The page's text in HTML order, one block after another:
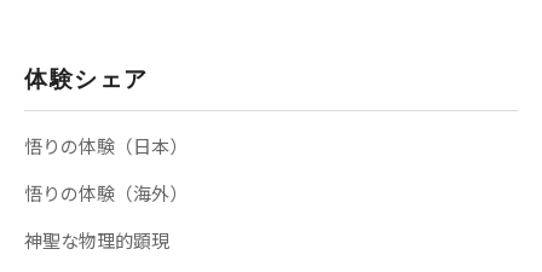
体験シェア
悟りの体験（日本）
悟りの体験（海外）
神聖な物理的顕現